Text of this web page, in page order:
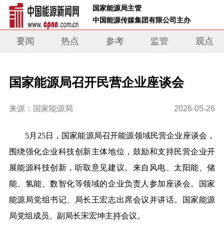
国家能源局主管
中国能源传媒集团有限公司主办
要闻 热点 参考 监管 观点
国家能源局召开民营企业座谈会
来源：国家能源局 2026-05-26
5月25日，国家能源局召开能源领域民营企业座谈会，
围绕强化企业科技创新主体地位，鼓励和支持民营企业开
展能源科技创新，听取意见建议。来自风电、太阳能、储
能、氢能、数智化等领域的企业负责人参加座谈会。国家
能源局党组书记、局长王宏志出席会议并讲话。国家能源
局党组成员、副局长宋宏坤主持会议。